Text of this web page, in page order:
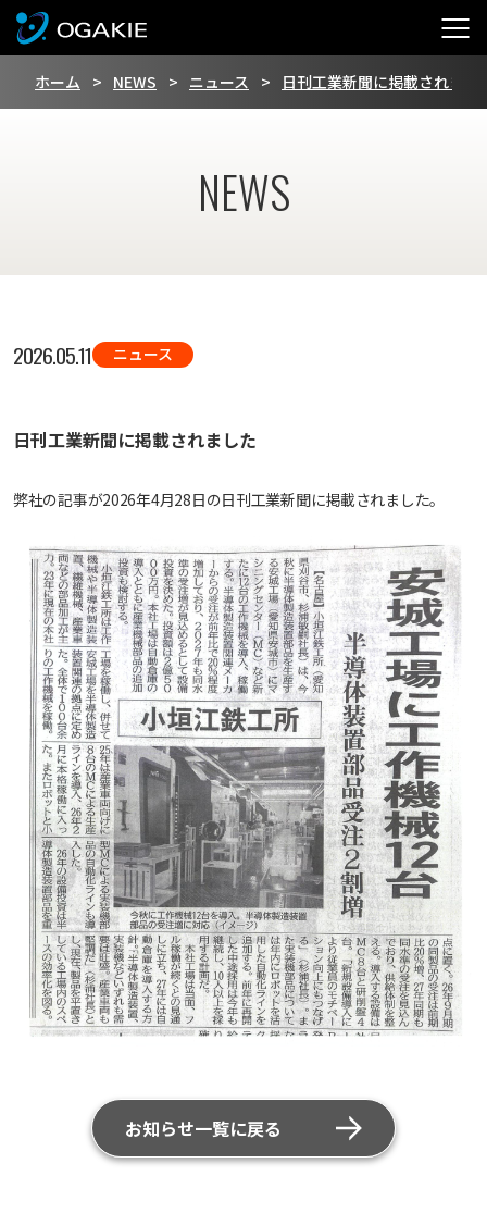
ホーム NEWS ニュース 日刊工業新聞に掲載されまし
NEWS
2026.05.11 ニュース
日刊工業新聞に掲載されました
弊社の記事が2026年4月28日の日刊工業新聞に掲載されました。
お知らせ一覧に戻る